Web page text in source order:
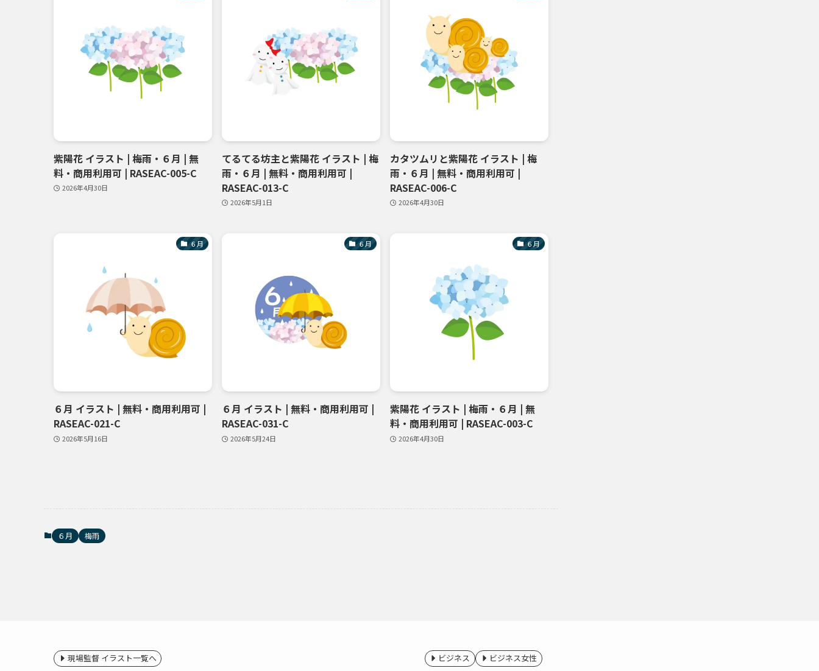
紫陽花 イラスト | 梅雨・６月 | 無
料・商用利用可 | RASEAC-005-C
2026年4月30日
てるてる坊主と紫陽花 イラスト | 梅
雨・６月 | 無料・商用利用可 |
RASEAC-013-C
2026年5月1日
カタツムリと紫陽花 イラスト | 梅
雨・６月 | 無料・商用利用可 |
RASEAC-006-C
2026年4月30日
６月
６月 イラスト | 無料・商用利用可 |
RASEAC-021-C
2026年5月16日
６月
６月 イラスト | 無料・商用利用可 |
RASEAC-031-C
2026年5月24日
６月
紫陽花 イラスト | 梅雨・６月 | 無
料・商用利用可 | RASEAC-003-C
2026年4月30日
６月 梅雨
現場監督 イラスト一覧へ ビジネス ビジネス女性